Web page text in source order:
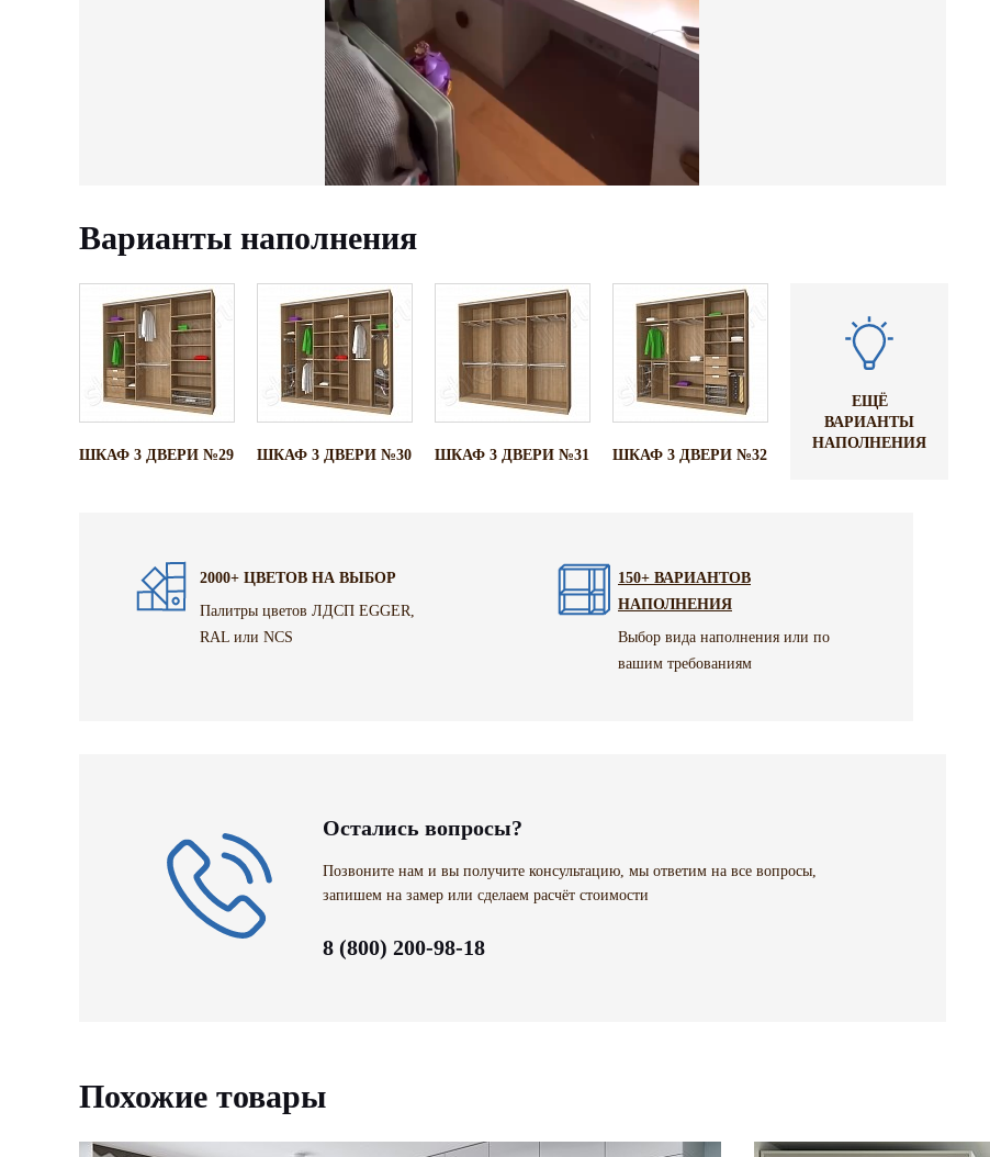
Варианты наполнения
ШКАФ 3 ДВЕРИ №29 ШКАФ 3 ДВЕРИ №30 ШКАФ 3 ДВЕРИ №31 ШКАФ 3 ДВЕРИ №32
ЕЩЁ
ВАРИАНТЫ
НАПОЛНЕНИЯ
2000+ ЦВЕТОВ НА ВЫБОР
Палитры цветов ЛДСП EGGER,
RAL или NCS
150+ ВАРИАНТОВ
НАПОЛНЕНИЯ
Выбор вида наполнения или по
вашим требованиям
Остались вопросы?
Позвоните нам и вы получите консультацию, мы ответим на все вопросы,
запишем на замер или сделаем расчёт стоимости
8 (800) 200-98-18
Похожие товары